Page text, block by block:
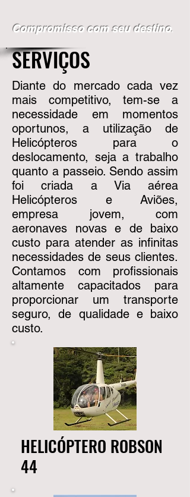
Compromisso com seu destino.
SERVIÇOS
Diante do mercado cada vez
mais competitivo, tem-se a
necessidade em momentos
oportunos, a utilização de
Helicópteros para o
deslocamento, seja a trabalho
quanto a passeio. Sendo assim
foi criada a Via aérea
Helicópteros e Aviões,
empresa jovem, com
aeronaves novas e de baixo
custo para atender as infinitas
necessidades de seus clientes.
Contamos com profissionais
altamente capacitados para
proporcionar um transporte
seguro, de qualidade e baixo
custo.
HELICÓPTERO ROBSON
44